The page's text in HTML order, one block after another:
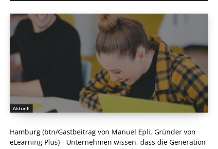
Aktuell
Hamburg (btn/Gastbeitrag von Manuel Epli, Gründer von
eLearning Plus) - Unternehmen wissen, dass die Generation